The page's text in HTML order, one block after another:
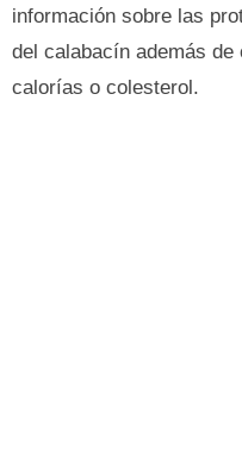
información sobre las
del calabacín además
calorías o colesterol.